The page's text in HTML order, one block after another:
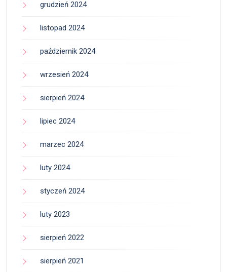
grudzień 2024
listopad 2024
październik 2024
wrzesień 2024
sierpień 2024
lipiec 2024
marzec 2024
luty 2024
styczeń 2024
luty 2023
sierpień 2022
sierpień 2021